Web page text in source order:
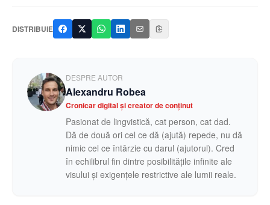
DISTRIBUIE
DESPRE AUTOR
Alexandru Robea
Cronicar digital și creator de conținut
Pasionat de lingvistică, cat person, cat dad.
Dă de două ori cel ce dă (ajută) repede, nu dă
nimic cel ce întârzie cu darul (ajutorul). Cred
în echilibrul fin dintre posibilitățile infinite ale
visului și exigențele restrictive ale lumii reale.